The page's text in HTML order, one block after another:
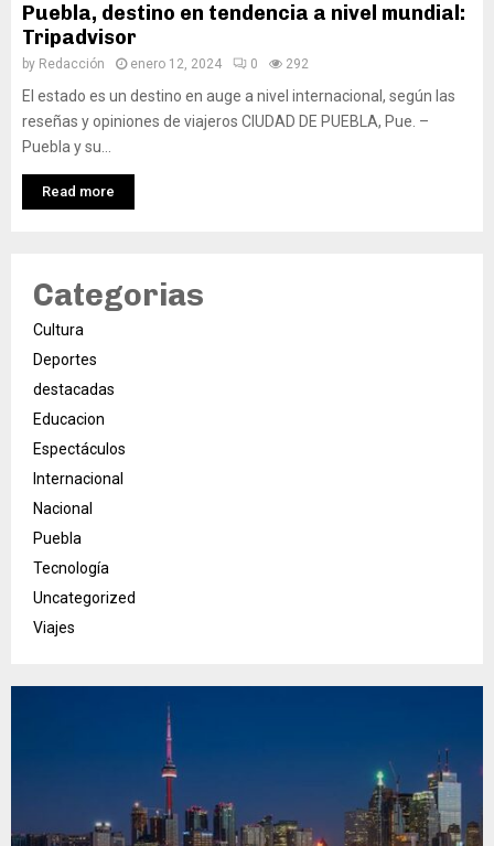
Puebla, destino en tendencia a nivel mundial:
Tripadvisor
by Redacción enero 12, 2024 0 292
El estado es un destino en auge a nivel internacional, según las
reseñas y opiniones de viajeros CIUDAD DE PUEBLA, Pue. –
Puebla y su...
Read more
Categorias
Cultura
Deportes
destacadas
Educacion
Espectáculos
Internacional
Nacional
Puebla
Tecnología
Uncategorized
Viajes